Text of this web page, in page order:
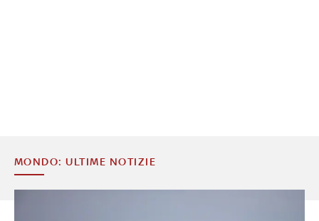
MONDO: ULTIME NOTIZIE